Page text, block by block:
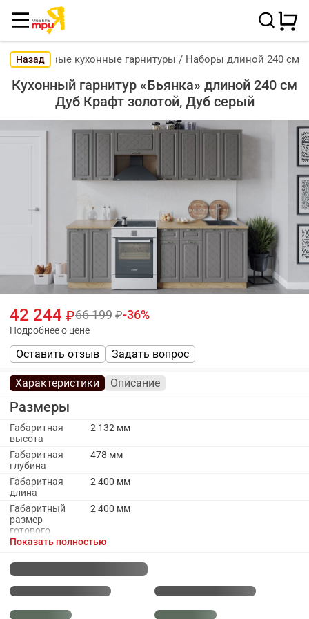
НазадГотовые кухонные гарнитуры / Наборы длиной 240 см
Кухонный гарнитур «Бьянка» длиной 240 см
Дуб Крафт золотой, Дуб серый
42 244 66 199 36
Подробнее о цене
Оставить отзыв Задать вопрос
Характеристики Описание
Размеры
Габаритная
высота
2 132 мм
Габаритная
глубина
478 мм
Габаритная
длина
2 400 мм
Габаритный
размер
готового
набора
учетом
газовой плиты
на 60 см
2 400 мм
размер набора
Показать полностью